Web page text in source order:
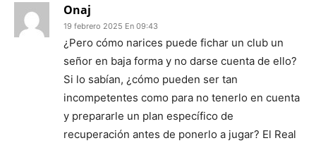
Onaj
19 febrero 2025 En 09:43
¿Pero cómo narices puede fichar un club un
señor en baja forma y no darse cuenta de ello?
Si lo sabían, ¿cómo pueden ser tan
incompetentes como para no tenerlo en cuenta
y prepararle un plan específico de
recuperación antes de ponerlo a jugar? El Real